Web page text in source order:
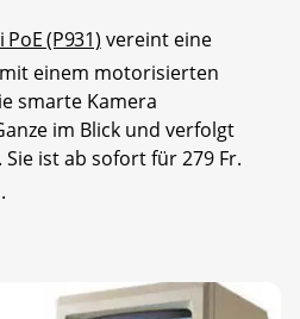
PoE (P931) vereint eine
einem motorisierten
smarte Kamera
im Blick und verfolgt
ist ab sofort für 279 Fr.